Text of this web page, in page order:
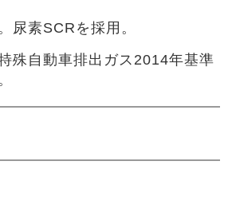
尿素SCRを採用。
殊自動車排出ガス2014年基準